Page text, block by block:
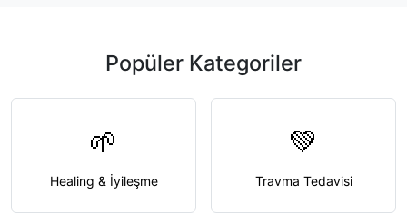
Popüler Kategoriler
🌱
Healing & İyileşme
💚
Travma Tedavisi